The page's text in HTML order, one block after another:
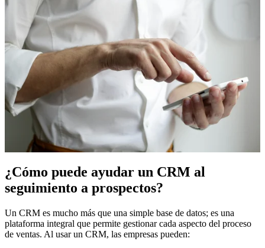
¿Cómo puede ayudar un CRM al
seguimiento a prospectos?
Un CRM es mucho más que una simple base de datos; es una
plataforma integral que permite gestionar cada aspecto del proceso
de ventas. Al usar un CRM, las empresas pueden: